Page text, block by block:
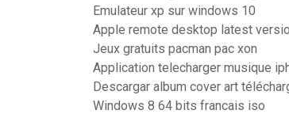
Emulateur xp sur windows 10
Apple remote desktop latest
Jeux gratuits pacman pac xon
Application telecharger musique
Descargar album cover art
Windows 8 64 bits francais iso